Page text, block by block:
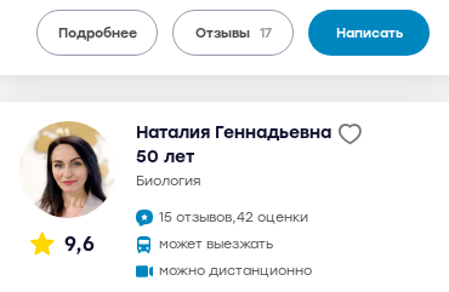
Подробнее Отзывы 17 Написать
9,6
Наталия Геннадьевна
50 лет
биология
15 отзывов,42 оценки
может выезжать
можно дистанционно